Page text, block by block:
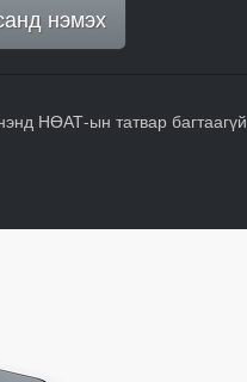
нэмэх
НӨАТ-ын татвар багтаагүй